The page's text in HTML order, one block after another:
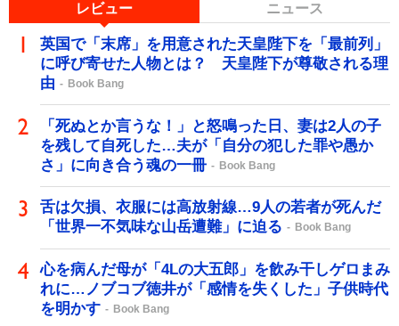
レビュー ニュース
英国で「末席」を用意された天皇陛下を「最前列」
に呼び寄せた人物とは？ 天皇陛下が尊敬される理
由
Book Bang
「死ぬとか言うな！」と怒鳴った日、妻は2人の子
を残して自死した…夫が「自分の犯した罪や愚か
さ」に向き合う魂の一冊
Book Bang
舌は欠損、衣服には高放射線…9人の若者が死んだ
「世界一不気味な山岳遭難」に迫る
Book Bang
心を病んだ母が「4Lの大五郎」を飲み干しゲロまみ
れに…ノブコブ徳井が「感情を失くした」子供時代
を明かす
Book Bang